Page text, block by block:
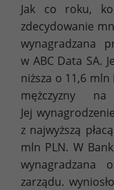
Jak co roku,
zdecydowanie
wynagradzana
w ABC Data SA.
niższa o 11,6
mężczyzny
Jej
z najwyższą
mln PLN. W
wynagradzana
zarządu.